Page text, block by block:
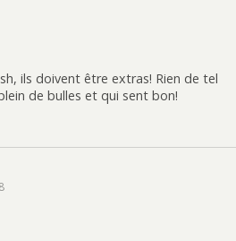
ils doivent être extras! Rien de tel
de bulles et qui sent bon!